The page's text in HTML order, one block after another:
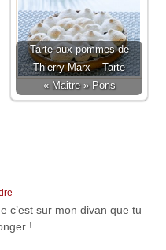
Tarte aux pommes de
Thierry Marx – Tarte
« Maitre » Pons
c’est sur mon divan que tu
!